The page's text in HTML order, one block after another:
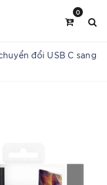
0
đổi USB C sang